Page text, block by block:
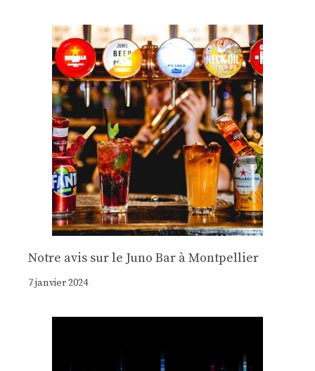
Notre avis sur le Juno Bar à Montpellier
7 janvier 2024